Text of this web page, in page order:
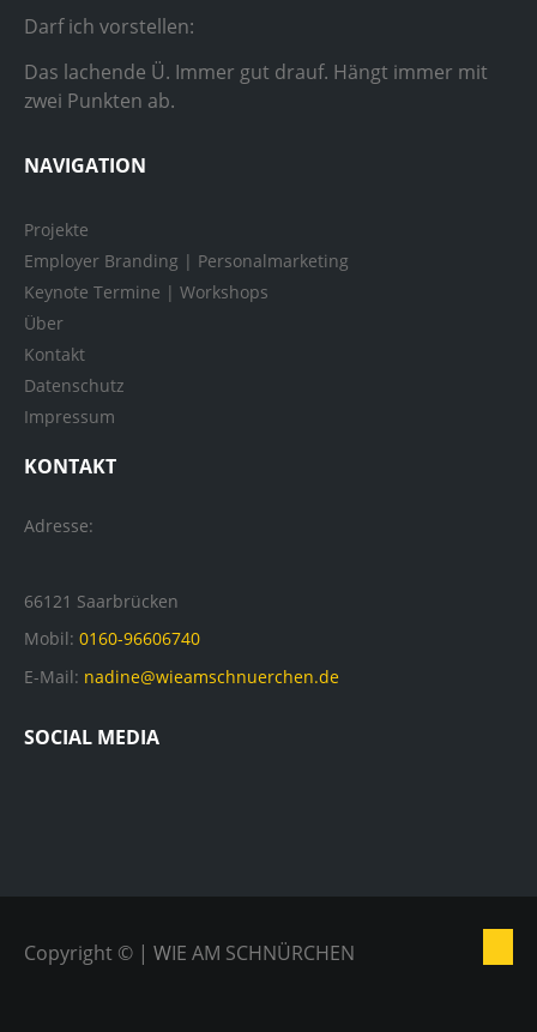
Darf ich vorstellen:
Das lachende Ü. Immer gut drauf. Hängt immer mit
zwei Punkten ab.
NAVIGATION
Projekte
Employer Branding | Personalmarketing
Keynote Termine | Workshops
Über
Kontakt
Datenschutz
Impressum
KONTAKT
Adresse:
66121 Saarbrücken
Mobil: 0160-96606740
E-Mail: nadine@wieamschnuerchen.de
SOCIAL MEDIA
Copyright © | WIE AM SCHNÜRCHEN